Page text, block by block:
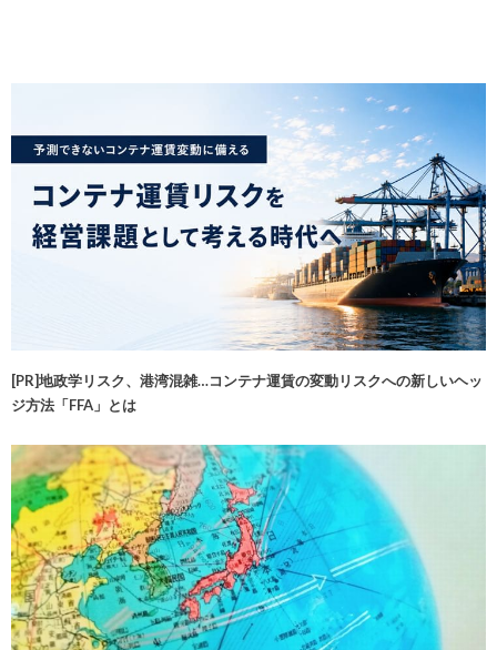
[PR]地政学リスク、港湾混雑…コンテナ運賃の変動リスクへの新しいヘッ
ジ方法「FFA」とは